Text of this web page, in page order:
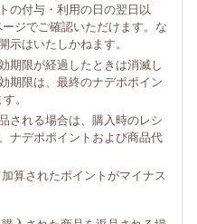
の付与・利用の日の翌日以
ジでご確認いただけます。な
示はいたしかねます。
期限が経過したときは消滅し
期限は、最終のナデポポイン
。
される場合は、購入時のレシ
ナデポポイントおよび商品代
算されたポイントがマイナス